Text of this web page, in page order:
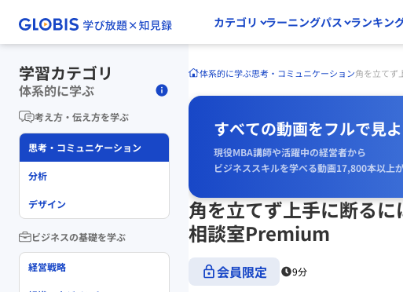
カテゴリ ラーニングパス ランキン
体系的に学ぶ思考・コミュニケーション角を立てず
すべての動画をフルで見よ
現役MBA講師や活躍中の経営者から
ビジネススキルを学べる動画17,800本以上
角を立てず上手に断る
相談室Premium
会員限定 9分
学習カテゴリ
体系的に学ぶ
考え方・伝え方を学ぶ
思考・コミュニケーション
分析
デザイン
ビジネスの基礎を学ぶ
経営戦略